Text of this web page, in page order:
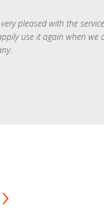
pleased with the
use it again when we